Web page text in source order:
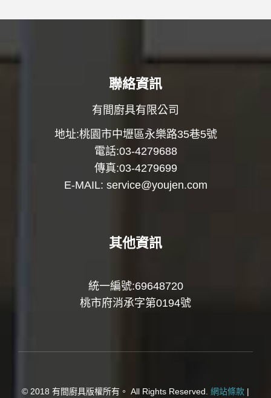
聯絡資訊
有間廚具有限公司
地址:桃園市中壢區永樂路35巷5號
電話:03-4279688
傳真:03-4279699
E-MAIL: service@youjen.com
其他資訊
統一編號:69648720
桃市府消承字第0194號
© 2018 有間廚具版權所有。 All Rights Reserved. 網站條款 |